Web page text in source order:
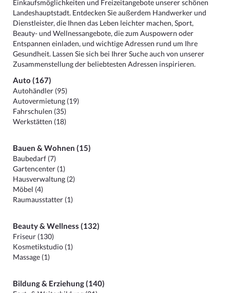
Einkaufsmöglichkeiten und Freizeitangebote unserer schönen
Landeshauptstadt. Entdecken Sie außerdem Handwerker und
Dienstleister, die Ihnen das Leben leichter machen, Sport,
Beauty- und Wellnessangebote, die zum Auspowern oder
Entspannen einladen, und wichtige Adressen rund um Ihre
Gesundheit. Lassen Sie sich bei Ihrer Suche auch von unserer
Zusammenstellung der beliebtesten Adressen inspirieren.
Auto (167)
Autohändler (95)
Autovermietung (19)
Fahrschulen (35)
Werkstätten (18)
Bauen & Wohnen (15)
Baubedarf (7)
Gartencenter (1)
Hausverwaltung (2)
Möbel (4)
Raumausstatter (1)
Beauty & Wellness (132)
Friseur (130)
Kosmetikstudio (1)
Massage (1)
Bildung & Erziehung (140)